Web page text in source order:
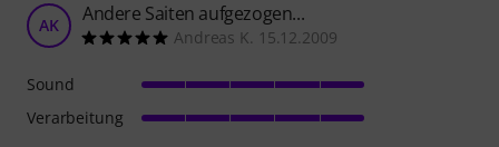
AK Andere Saiten aufgezogen...
Andreas K. 15.12.2009
Sound
Verarbeitung